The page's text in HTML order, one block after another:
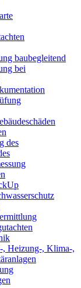
baubegleitend
bei
des
, Heizung-, Klima-,